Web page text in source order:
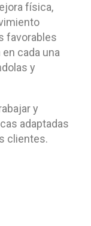
física,
favorables
cada una
y
y
adaptadas
clientes.